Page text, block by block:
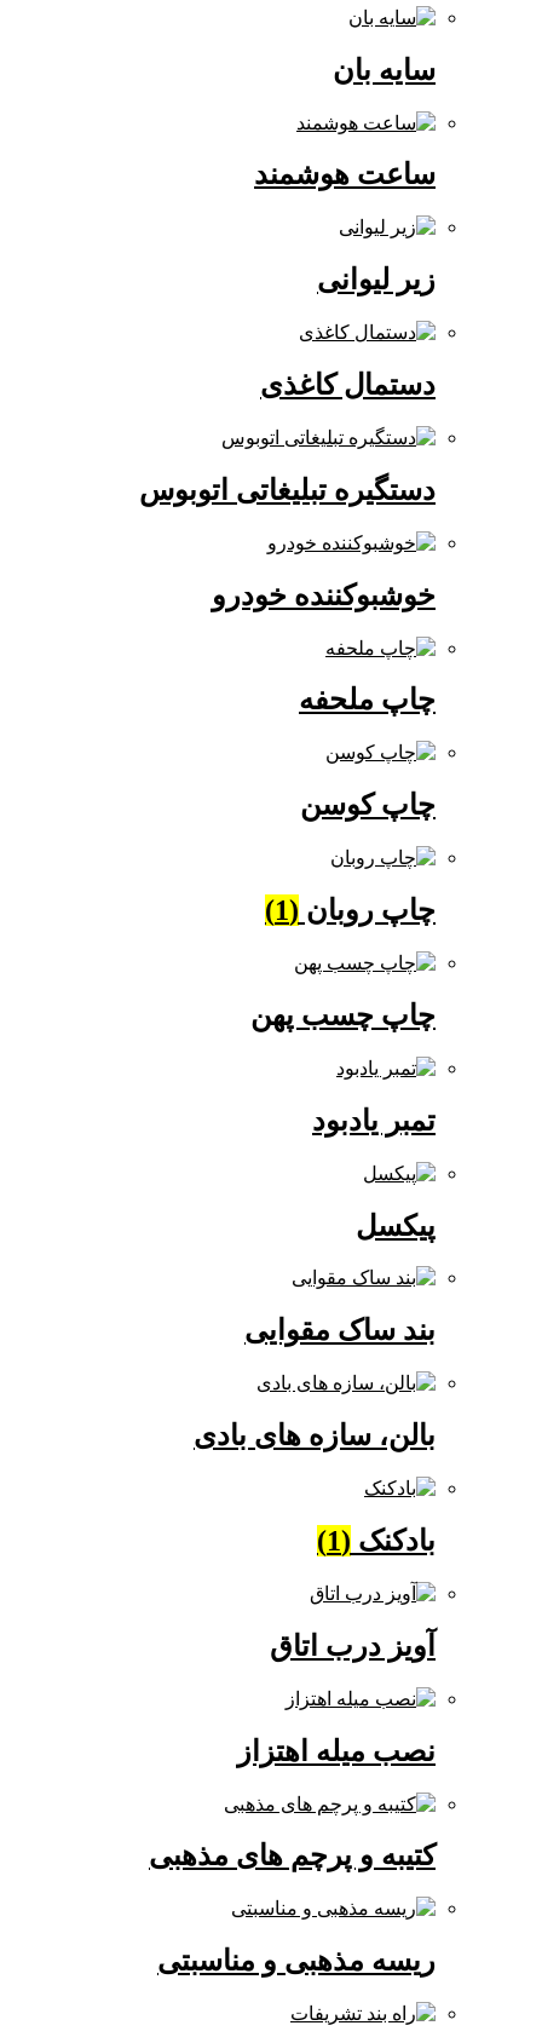
ساعت هوشمند
زیر لیوانی
دستمال کاغذی
دستگیره تبلیغاتی اتوبوس
خوشبوکننده خودرو
چاپ ملحفه
چاپ کوسن
چاپ روبان(1)
چاپ چسب پهن
تمبر یادبود
بند ساک مقوایی
بالن، سازه های بادی
آویز درب اتاق
نصب میله اهتزاز
کتیبه و پرچم های مذهبی
ریسه مذهبی و مناسبتی